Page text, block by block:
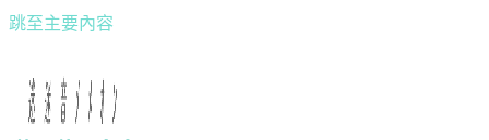
跳至主要內容